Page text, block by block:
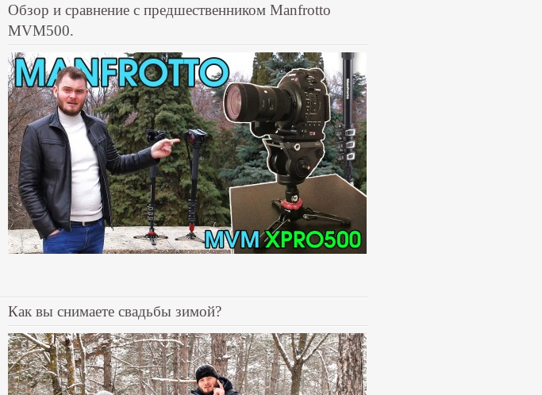
Обзор и сравнение с предшественником Manfrotto
MVM500.
Как вы снимаете свадьбы зимой?